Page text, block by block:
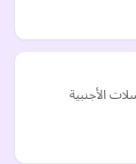
الأجنبية